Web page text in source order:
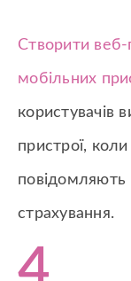
Створити
мобільних
користувачів
пристрої,
повідомляють
страхування.
4